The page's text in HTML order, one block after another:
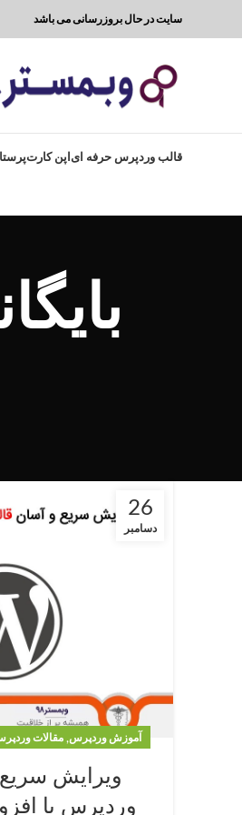
سایت در حال بروزرسانی می باشد
قالب وردپرس حرفه ایاپن کارت
26
دسامبر
آموزش وردپرس, مقالات
ویرایش